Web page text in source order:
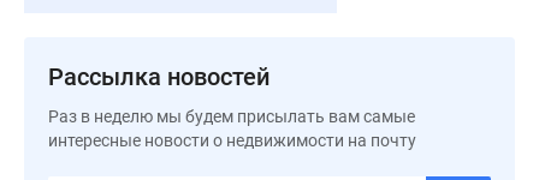
Видео
Рассылка новостей
Раз в неделю мы будем присылать вам самые
интересные новости о недвижимости на почту